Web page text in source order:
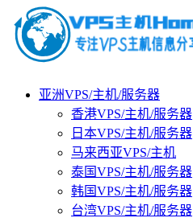
亚洲VPS/主机/服务器
香港VPS/主机/服务器
日本VPS/主机/服务器
马来西亚VPS/主机
泰国VPS/主机/服务器
韩国VPS/主机/服务器
台湾VPS/主机/服务器